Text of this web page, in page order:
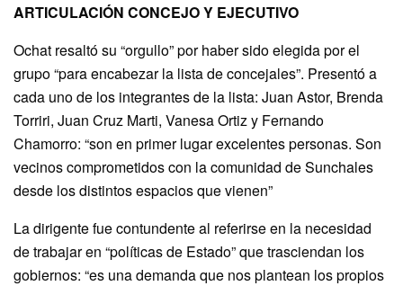
ARTICULACIÓN CONCEJO Y EJECUTIVO
Ochat resaltó su “orgullo” por haber sido elegida por el
grupo “para encabezar la lista de concejales”. Presentó a
cada uno de los integrantes de la lista: Juan Astor, Brenda
Torriri, Juan Cruz Marti, Vanesa Ortiz y Fernando
Chamorro: “son en primer lugar excelentes personas. Son
vecinos comprometidos con la comunidad de Sunchales
desde los distintos espacios que vienen”
La dirigente fue contundente al referirse en la necesidad
de trabajar en “políticas de Estado” que trasciendan los
gobiernos: “es una demanda que nos plantean los propios